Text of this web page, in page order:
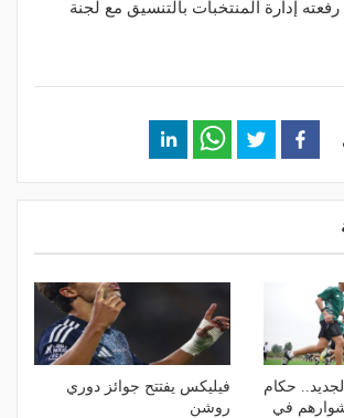
إدارة المنتخبات بالتنسيق مع لجنة
حكام
في
فيليكس يفتتح جوائز دوري
روشن